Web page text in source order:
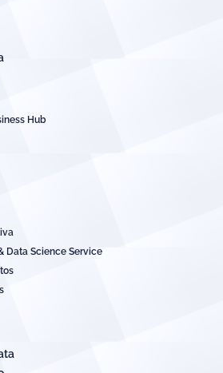
Hub
Data Science Service